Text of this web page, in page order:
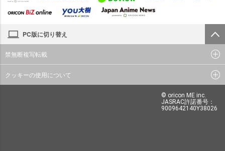
PC版に切り替え
禁無断複写転載
クッキーの使用について
© oricon ME inc.
JASRAC許諾番号：
9009642140Y38026